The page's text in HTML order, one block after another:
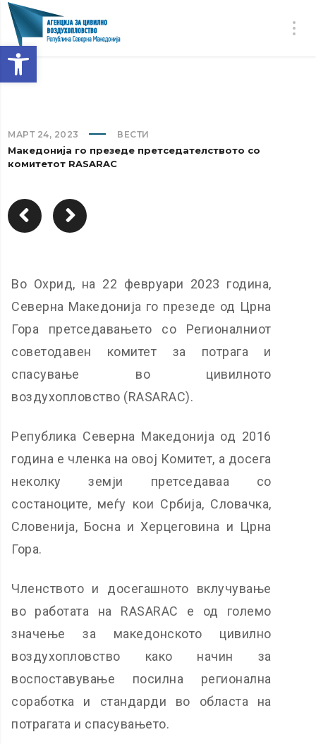
Open toolbar
МАРТ 24, 2023 ВЕСТИ
Македонија го презеде претседателството со
комитетот RASARAC
Во Охрид, на 22 февруари 2023 година,
Северна Македонија го презеде од Црна
Гора претседавањето со Регионалниот
советодавен комитет за потрага и
спасување во цивилното
воздухопловство (RASARAC).
Република Северна Македонија од 2016
година е членка на овој Комитет, а досега
неколку земји претседаваа со
состаноците, меѓу кои Србија, Словачка,
Словенија, Босна и Херцеговина и Црна
Гора.
Членството и досегашното вклучување
во работата на RASARAC е од големо
значење за македонското цивилно
воздухопловство како начин за
воспоставување посилна регионална
соработка и стандарди во областа на
потрагата и спасувањето.